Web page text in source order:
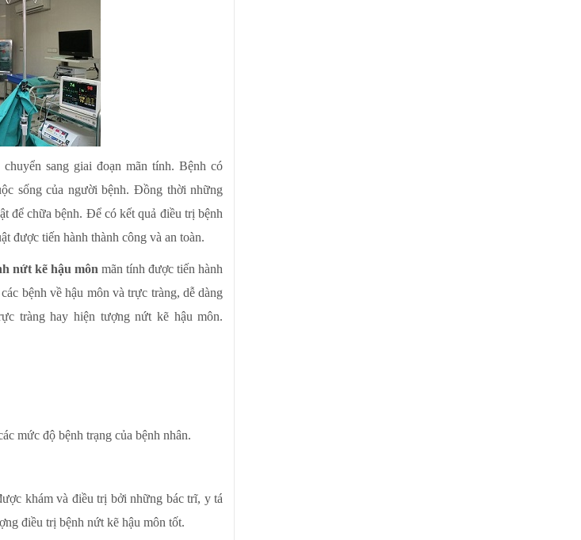
sang giai đoạn mãn tính. Bệnh có
sống của người bệnh. Đồng thời những
để chữa bệnh. Để có kết quả điều trị bệnh
được tiến hành thành công và an toàn.
nứt kẽ hậu mônmãn tính được tiến hành
bệnh về hậu môn và trực tràng, dễ dàng
tràng hay hiện tượng nứt kẽ hậu môn.
mức độ bệnh trạng của bệnh nhân.
khám và điều trị bởi những bác trĩ, y tá
điều trị bệnh nứt kẽ hậu môn tốt.